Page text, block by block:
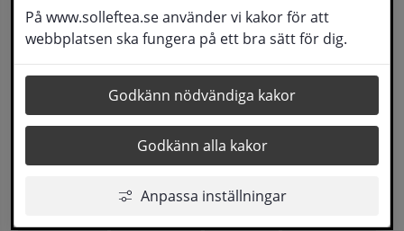
På www.solleftea.se använder vi kakor för att
webbplatsen ska fungera på ett bra sätt för dig.
Godkänn nödvändiga kakor
Godkänn alla kakor
Anpassa inställningar
Driftinformationsarkiv
Augusti Juli Juni Maj April
Mars
Februari
Januari